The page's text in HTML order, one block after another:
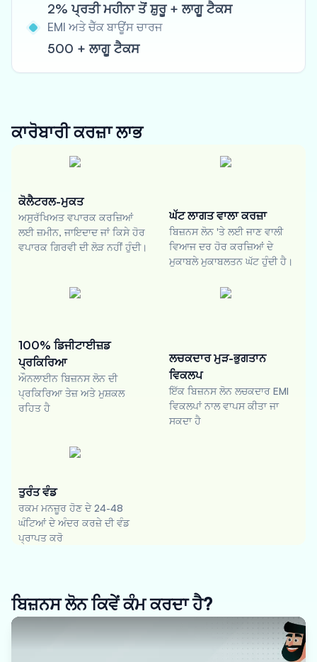
2% ਪ੍ਰਤੀ ਮਹੀਨਾ ਤੋਂ ਸ਼ੁਰੂ + ਲਾਗੂ ਟੈਕਸ
EMI ਅਤੇ ਚੈੱਕ ਬਾਊਂਸ ਚਾਰਜ
500 + ਲਾਗੂ ਟੈਕਸ
ਕਾਰੋਬਾਰੀ ਕਰਜ਼ਾਲਾਭ
ਕੋਲੈਟਰਲ-ਮੁਕਤ
ਅਸੁਰੱਖਿਅਤ ਵਪਾਰਕ ਕਰਜ਼ਿਆਂ
ਲਈ ਜ਼ਮੀਨ, ਜਾਇਦਾਦ ਜਾਂ ਕਿਸੇ ਹੋਰ
ਵਪਾਰਕ ਗਿਰਵੀ ਦੀ ਲੋੜ ਨਹੀਂ ਹੁੰਦੀ।
ਘੱਟ ਲਾਗਤ ਵਾਲਾ ਕਰਜ਼ਾ
ਬਿਜ਼ਨਸ ਲੋਨ 'ਤੇ ਲਈ ਜਾਣ ਵਾਲੀ
ਵਿਆਜ ਦਰ ਹੋਰ ਕਰਜ਼ਿਆਂ ਦੇ
ਮੁਕਾਬਲੇ ਮੁਕਾਬਲਤਨ ਘੱਟ ਹੁੰਦੀ ਹੈ।
100% ਡਿਜੀਟਾਈਜ਼ਡ
ਪ੍ਰਕਿਰਿਆ
ਔਨਲਾਈਨ ਬਿਜ਼ਨਸ ਲੋਨ ਦੀ
ਪ੍ਰਕਿਰਿਆ ਤੇਜ਼ ਅਤੇ ਮੁਸ਼ਕਲ
ਰਹਿਤ ਹੈ
ਲਚਕਦਾਰ ਮੁੜ-ਭੁਗਤਾਨ
ਵਿਕਲਪ
ਇੱਕ ਬਿਜ਼ਨਸ ਲੋਨ ਲਚਕਦਾਰ EMI
ਵਿਕਲਪਾਂ ਨਾਲ ਵਾਪਸ ਕੀਤਾ ਜਾ
ਸਕਦਾ ਹੈ
ਤੁਰੰਤ ਵੰਡ
ਰਕਮ ਮਨਜ਼ੂਰ ਹੋਣ ਦੇ 24-48
ਘੰਟਿਆਂ ਦੇ ਅੰਦਰ ਕਰਜ਼ੇ ਦੀ ਵੰਡ
ਪ੍ਰਾਪਤ ਕਰੋ
ਬਿਜ਼ਨਸ ਲੋਨ ਕਿਵੇਂ ਕੰਮ ਕਰਦਾ ਹੈ?